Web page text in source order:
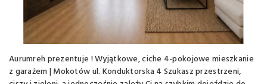
Aurumreh prezentuje ! Wyjątkowe, ciche 4-pokojowe mieszkanie
z garażem | Mokotów ul. Konduktorska 4 Szukasz przestrzeni,